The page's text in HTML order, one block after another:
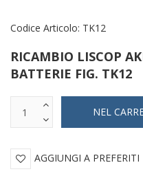
Codice Articolo: TK12
RICAMBIO LISCOP
BATTERIE FIG. TK12
AGGIUNGI A PREFERITI